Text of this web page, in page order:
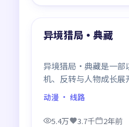
最新
异境猎局·典藏
异境猎局·典藏是一部
机、反转与人物成长
看。
动漫 · 线路
5.4万 3.7千 2年前